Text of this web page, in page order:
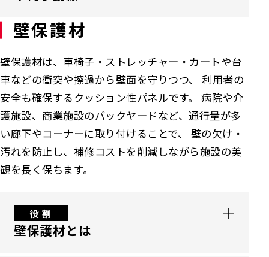
低減でき、同時に壁面を保護して通行幅を確保
安全性・効率性・メンテナンス性をバランス
良く向上させます。
長尺のストレッチャーや車椅子が頻繁に往来
する医療・福祉施設の廊下や交差点に取り付
けることで、歩行者は握りやすい手摺りで安全
に移動でき、同時にベッド搬送時の側壁接触を
ガードします。広幅通路でも壁面固定の一体型
構造が通行幅を確保し、衝突傷や補修コスト
を抑えながら動線のスムーズさと安全性を両立
させます。
壁保護材
壁保護材は、車椅子・ストレッチャー・カートや台
車などの衝突や擦過から壁面を守りつつ、 利用者の
安全も確保するクッション性パネルです。 病院や介
護施設、商業施設のバックヤードなど、通行量が多
い廊下やコーナーに取り付けることで、 壁の欠け・
汚れを防止し、補修コストを削減しながら施設の美
観を長く保ちます。
役 割
壁保護材とは